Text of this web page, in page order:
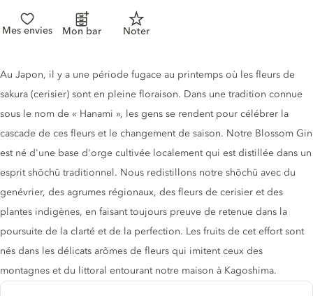
Mes envies Mon bar Noter
Description du gin
Au Japon, il y a une période fugace au printemps où les fleurs de
sakura (cerisier) sont en pleine floraison. Dans une tradition connue
sous le nom de « Hanami », les gens se rendent pour célébrer la
cascade de ces fleurs et le changement de saison. Notre Blossom Gin
est né d'une base d'orge cultivée localement qui est distillée dans un
esprit shōchū traditionnel. Nous redistillons notre shōchū avec du
genévrier, des agrumes régionaux, des fleurs de cerisier et des
plantes indigènes, en faisant toujours preuve de retenue dans la
poursuite de la clarté et de la perfection. Les fruits de cet effort sont
nés dans les délicats arômes de fleurs qui imitent ceux des
montagnes et du littoral entourant notre maison à Kagoshima.